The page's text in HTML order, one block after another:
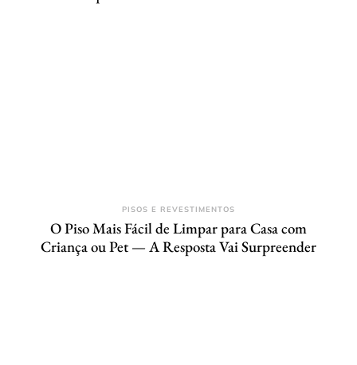
PISOS E REVESTIMENTOS
O Piso Mais Fácil de Limpar para Casa com
Criança ou Pet — A Resposta Vai Surpreender